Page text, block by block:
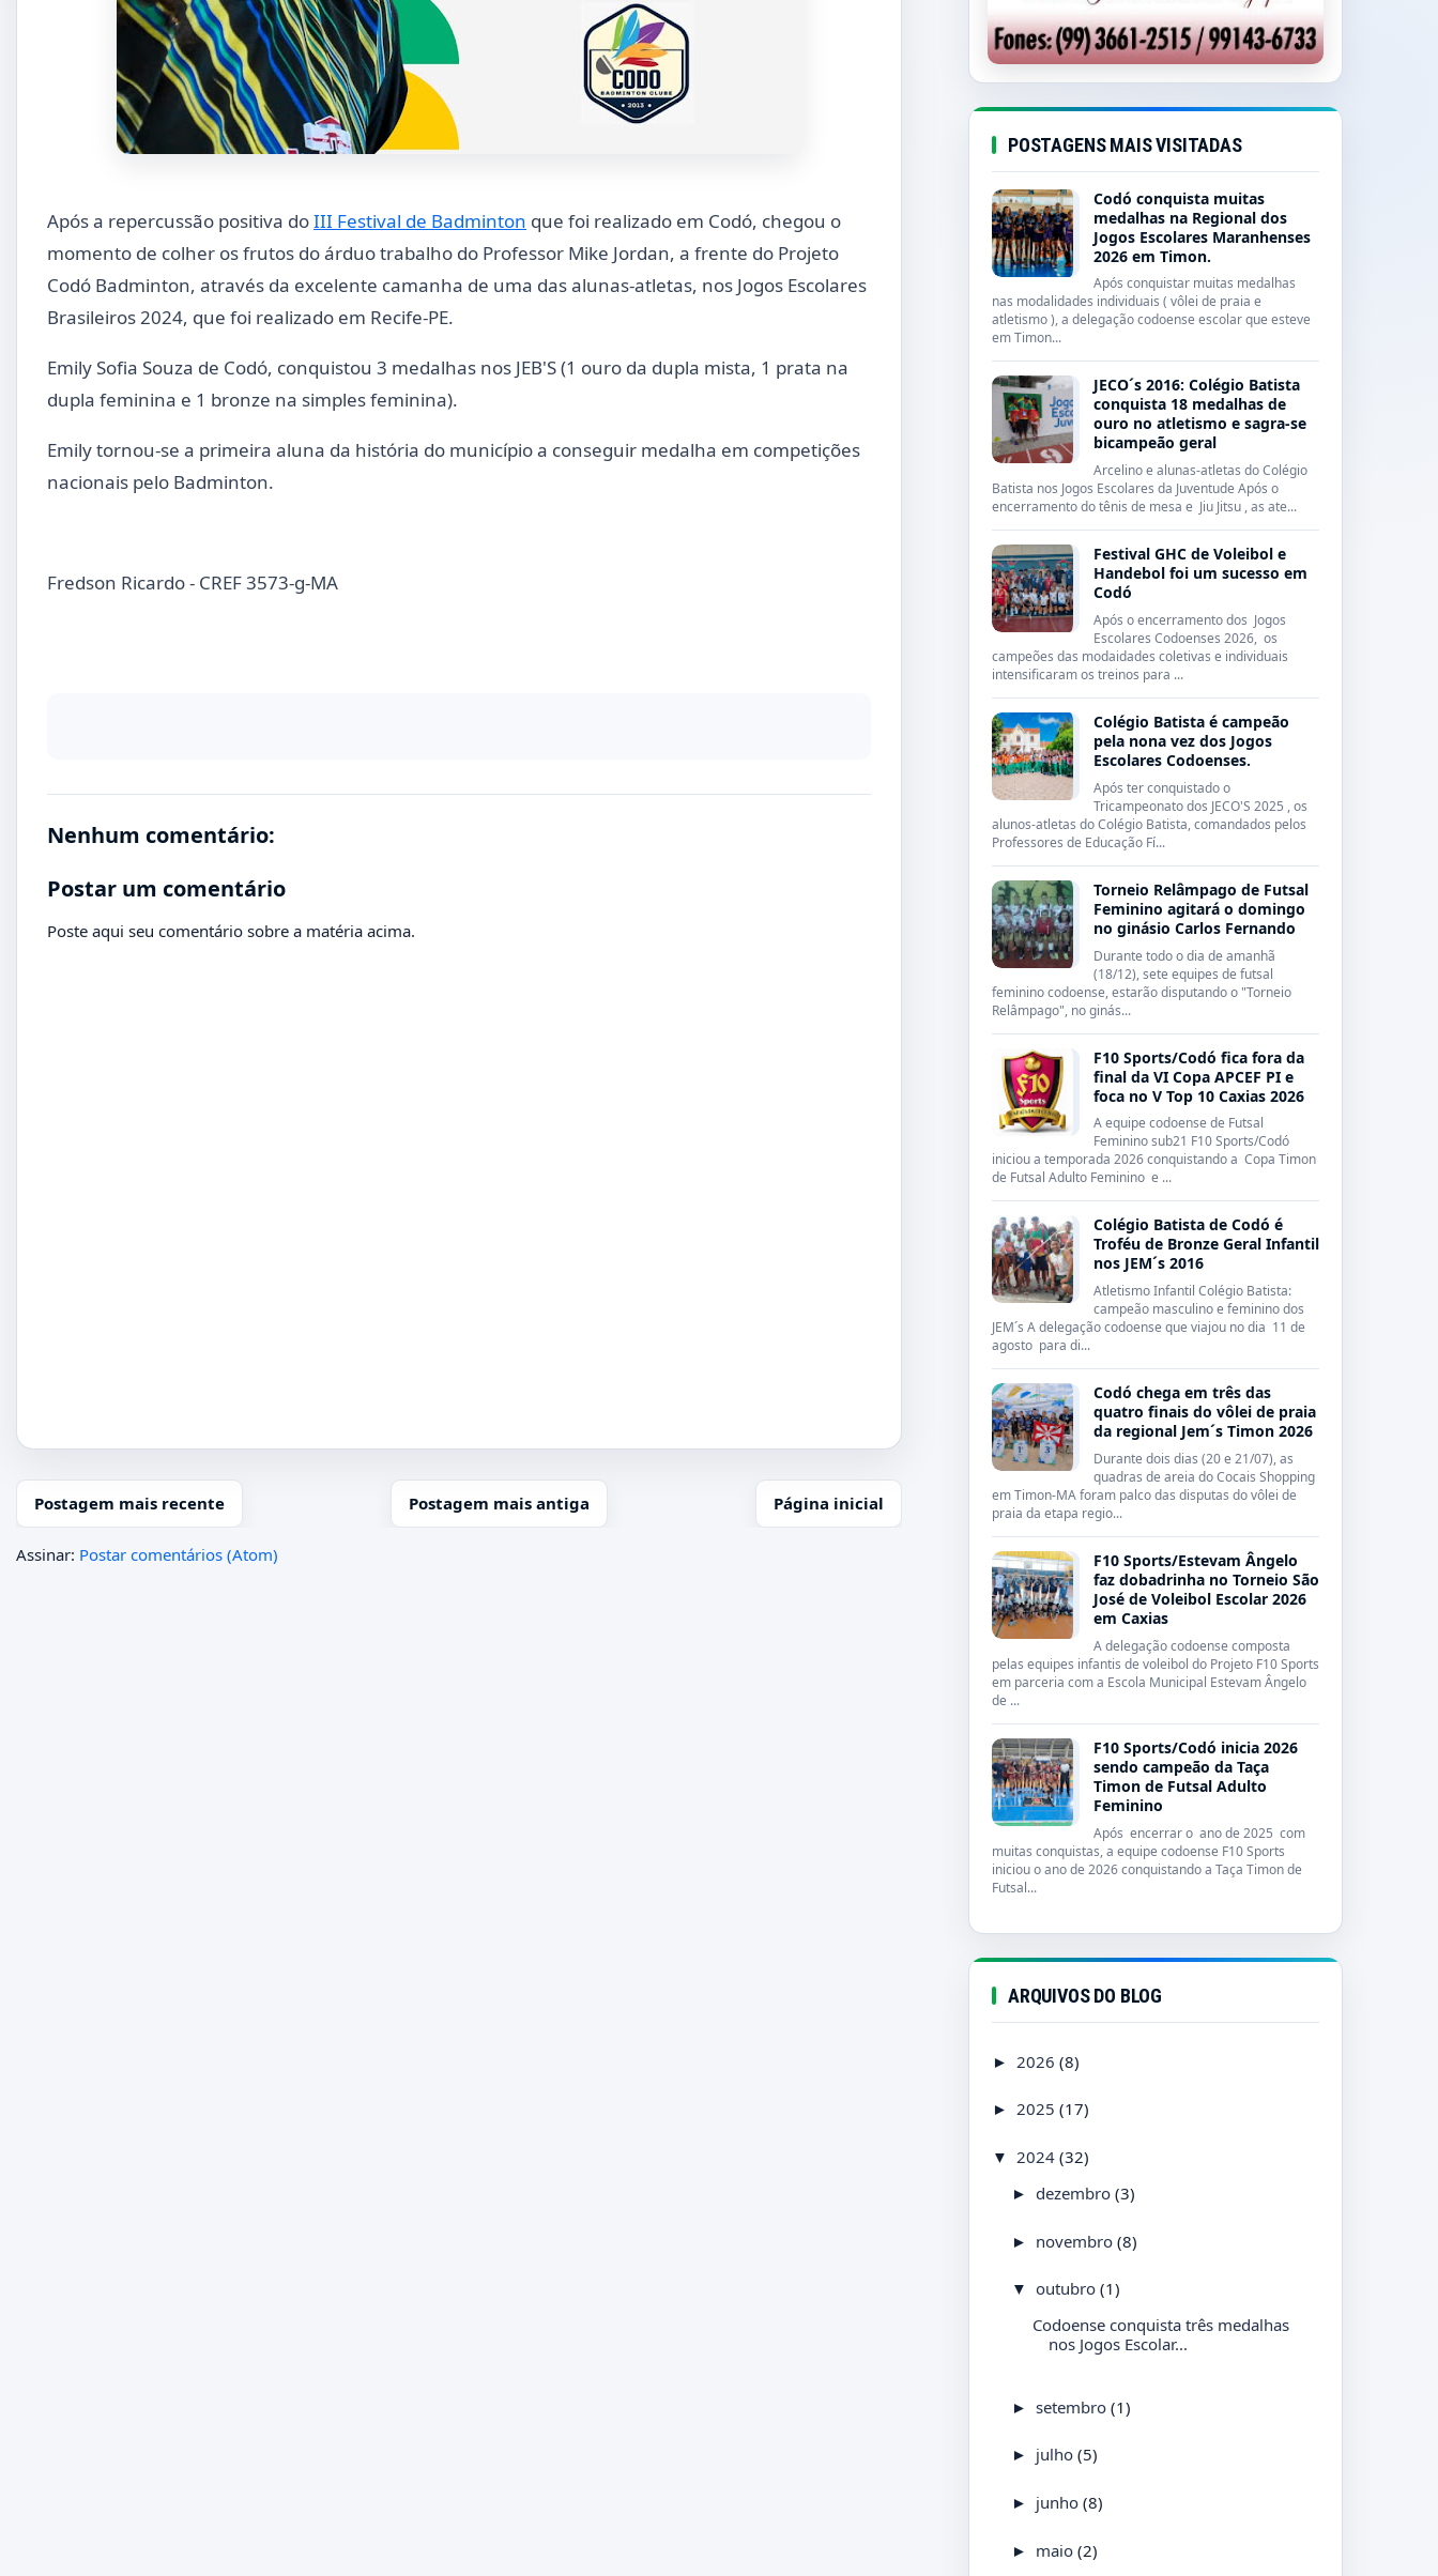
Após a repercussão positiva doIII Festival de Badminton que foi realizado em Codó, chegou o
momento de colher os frutos do árduo trabalho do Professor Mike Jordan, a frente do Projeto
Codó Badminton, através da excelente camanha de uma das alunas-atletas, nos Jogos Escolares
Brasileiros 2024, que foi realizado em Recife-PE.
Emily Sofia Souza de Codó, conquistou 3 medalhas nos JEB'S (1 ouro da dupla mista, 1 prata na
dupla feminina e 1 bronze na simples feminina).
Emily tornou-se a primeira aluna da história do município a conseguir medalha em competições
nacionais pelo Badminton.
Fredson Ricardo - CREF 3573-g-MA
Nenhum comentário:
Postar um comentário
Poste aqui seu comentário sobre a matéria acima.
Postagem mais recente Postagem mais antiga Página inicial
Assinar: Postar comentários (Atom)
POSTAGENS MAIS VISITADAS
Codó conquista muitas
medalhas na Regional dos
Jogos Escolares Maranhenses
2026 em Timon.
Após conquistar muitas medalhas
nas modalidades individuais ( vôlei de praia e
atletismo ), a delegação codoense escolar que esteve
em Timon...
JECO´s 2016: Colégio Batista
conquista 18 medalhas de
ouro no atletismo e sagra-se
bicampeão geral
Arcelino e alunas-atletas do Colégio
Batista nos Jogos Escolares da Juventude Após o
encerramento do tênis de mesa e Jiu Jitsu , as ate...
Festival GHC de Voleibol e
Handebol foi um sucesso em
Codó
Após o encerramento dos Jogos
Escolares Codoenses 2026, os
campeões das modaidades coletivas e individuais
intensificaram os treinos para ...
Colégio Batista é campeão
pela nona vez dos Jogos
Escolares Codoenses.
Após ter conquistado o
Tricampeonato dos JECO'S 2025 , os
alunos-atletas do Colégio Batista, comandados pelos
Professores de Educação Fí...
Torneio Relâmpago de Futsal
Feminino agitará o domingo
no ginásio Carlos Fernando
Durante todo o dia de amanhã
(18/12), sete equipes de futsal
feminino codoense, estarão disputando o "Torneio
Relâmpago", no ginás...
F10 Sports/Codó fica fora da
final da VI Copa APCEF PI e
foca no V Top 10 Caxias 2026
A equipe codoense de Futsal
Feminino sub21 F10 Sports/Codó
iniciou a temporada 2026 conquistando a Copa Timon
de Futsal Adulto Feminino e ...
Colégio Batista de Codó é
Troféu de Bronze Geral Infantil
nos JEM´s 2016
Atletismo Infantil Colégio Batista:
campeão masculino e feminino dos
JEM´s A delegação codoense que viajou no dia 11 de
agosto para di...
Codó chega em três das
quatro finais do vôlei de praia
da regional Jem´s Timon 2026
Durante dois dias (20 e 21/07), as
quadras de areia do Cocais Shopping
em Timon-MA foram palco das disputas do vôlei de
praia da etapa regio...
F10 Sports/Estevam Ângelo
faz dobadrinha no Torneio São
José de Voleibol Escolar 2026
em Caxias
A delegação codoense composta
pelas equipes infantis de voleibol do Projeto F10 Sports
em parceria com a Escola Municipal Estevam Ângelo
de ...
F10 Sports/Codó inicia 2026
sendo campeão da Taça
Timon de Futsal Adulto
Feminino
Após encerrar o ano de 2025 com
muitas conquistas, a equipe codoense F10 Sports
iniciou o ano de 2026 conquistando a Taça Timon de
Futsal...
ARQUIVOS DO BLOG
► 2026 (8)
► 2025 (17)
▼ 2024 (32)
► dezembro (3)
► novembro (8)
▼ outubro (1)
Codoense conquista três medalhas
nos Jogos Escolar...
► setembro (1)
► julho (5)
► junho (8)
► maio (2)